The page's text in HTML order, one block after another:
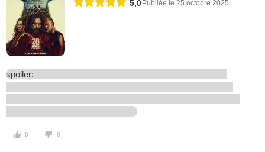
5,0 Publiée le 25 octobre 2025
spoiler:
0 0